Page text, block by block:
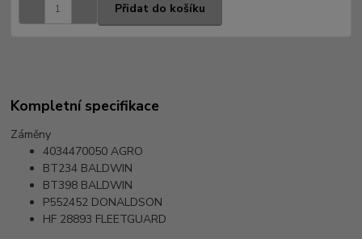
Přidat do košíku
Kompletní specifikace
Záměny
4034470050 AGRO
BT234 BALDWIN
BT398 BALDWIN
P552452 DONALDSON
HF 28893 FLEETGUARD